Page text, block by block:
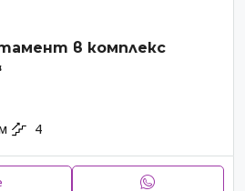
в комплекс
4